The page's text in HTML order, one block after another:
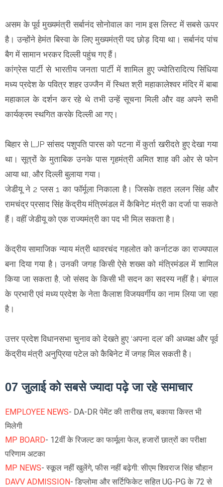
असम के पूर्व मुख्यमंत्री सर्बानंद सोनोवाल का नाम इस लिस्ट में सबसे ऊपर
है। उन्होंने हेमंत बिस्वा के लिए मुख्यमंत्री पद छोड़ दिया था। सर्बानंद पांच
बैग में सामान भरकर दिल्ली पहुंच गए हैं।
कांग्रेस पार्टी से भारतीय जनता पार्टी में शामिल हुए ज्योतिरादित्य सिंधिया
मध्य प्रदेश के पवित्र शहर उज्जैन में स्थित श्री महाकालेश्वर मंदिर में बाबा
महाकाल के दर्शन कर रहे थे तभी उन्हें सूचना मिली और वह अपने सभी
कार्यक्रम स्थगित करके दिल्ली आ गए।
बिहार से LJP सांसद पशुपति पारस को पटना में कुर्ता खरीदते हुए देखा गया
था। सूत्रों के मुताबिक उनके पास गृहमंत्री अमित शाह की ओर से फोन
आया था, और दिल्ली बुलाया गया।
जेडीयू ने 2 प्लस 1 का फॉर्मूला निकाला है। जिसके तहत ललन सिंह और
रामचंद्र प्रसाद सिंह केंद्रीय मंत्रिमंडल में कैबिनेट मंत्री का दर्जा पा सकते
हैं। वहीं जेडीयू को एक राज्यमंत्री का पद भी मिल सकता है।
केंद्रीय सामाजिक न्याय मंत्री थावरचंद गहलोत को कर्नाटक का राज्यपाल
बना दिया गया है। उनकी जगह किसी ऐसे शख्स को मंत्रिमंडल में शामिल
किया जा सकता है, जो संसद के किसी भी सदन का सदस्य नहीं है। बंगाल
के प्रभारी एवं मध्य प्रदेश के नेता कैलाश विजयवर्गीय का नाम लिया जा रहा
है।
उत्तर प्रदेश विधानसभा चुनाव को देखते हुए ‘अपना दल’ की अध्यक्ष और पूर्व
केंद्रीय मंत्री अनुप्रिया पटेल को कैबिनेट में जगह मिल सकती है।
07 जुलाई को सबसे ज्यादा पढ़े जा रहे समाचार
EMPLOYEE NEWS- DA-DR पेमेंट की तारीख तय, बकाया किस्त भी
मिलेगी
MP BOARD- 12वीं के रिजल्ट का फार्मूला फेल, हजारों छात्रों का परीक्षा
परिणाम अटका
MP NEWS- स्कूल नहीं खुलेंगे, फीस नहीं बढ़ेगी: सीएम शिवराज सिंह चौहान
DAVV ADMISSION- डिप्लोमा और सर्टिफिकेट सहित UG-PG के 72 से